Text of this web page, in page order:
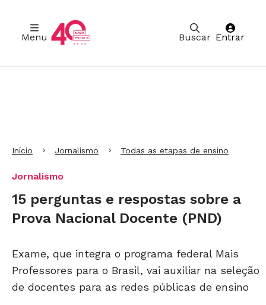
Buscar
Menu Entrar
Início Jornalismo Todas as etapas de ensino
Jornalismo
15 perguntas e respostas sobre a
Prova Nacional Docente (PND)
Exame, que integra o programa federal Mais
Professores para o Brasil, vai auxiliar na seleção
de docentes para as redes públicas de ensino